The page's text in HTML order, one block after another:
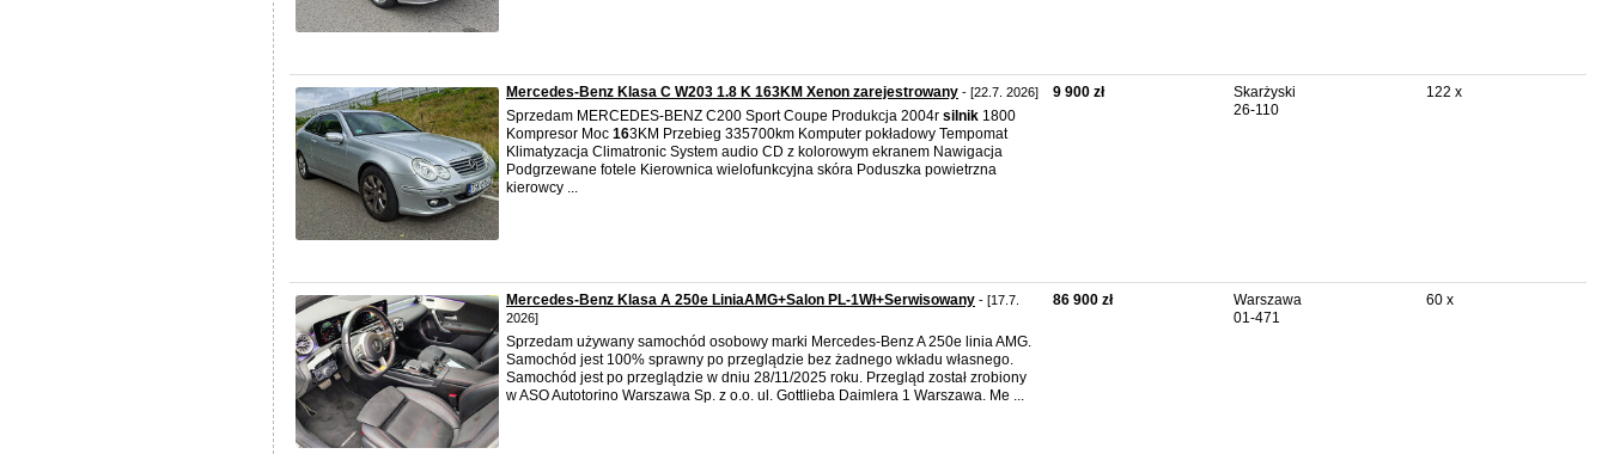
Mercedes-Benz Klasa C W203 1.8 K 163KM Xenon zarejestrowany - [22.7. 2026]
Sprzedam MERCEDES-BENZ C200 Sport Coupe Produkcja 2004r silnik 1800
Kompresor Moc 163KM Przebieg 335700km Komputer pokładowy Tempomat
Klimatyzacja Climatronic System audio CD z kolorowym ekranem Nawigacja
Podgrzewane fotele Kierownica wielofunkcyjna skóra Poduszka powietrzna
kierowcy ...
9 900 zł
Skarżyski
26-110
122 x
Mercedes-Benz Klasa A 250e LiniaAMG+Salon PL-1Wł+Serwisowany - [17.7.
2026]
Sprzedam używany samochód osobowy marki Mercedes-Benz A 250e linia AMG.
Samochód jest 100% sprawny po przeglądzie bez żadnego wkładu własnego.
Samochód jest po przeglądzie w dniu 28/11/2025 roku. Przegląd został zrobiony
w ASO Autotorino Warszawa Sp. z o.o. ul. Gottlieba Daimlera 1 Warszawa. Me ...
86 900 zł
Warszawa
01-471
60 x